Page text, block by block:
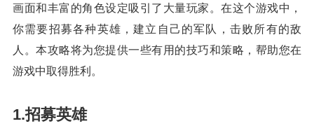
画面和丰富的角色设定吸引了大量玩家。在这个游戏中，
你需要招募各种英雄，建立自己的军队，击败所有的敌
人。本攻略将为您提供一些有用的技巧和策略，帮助您在
游戏中取得胜利。
1.招募英雄